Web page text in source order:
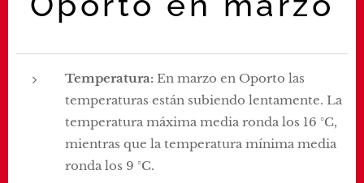
Temperatura: En marzo en Oporto las
temperaturas están subiendo lentamente. La
temperatura máxima media ronda los 16 °C,
mientras que la temperatura mínima media
ronda los 9 °C.